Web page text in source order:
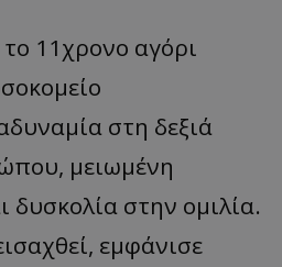
11χρονο αγόρι
στη δεξιά
μειωμένη
δυσκολία στην ομιλία.
εμφάνισε